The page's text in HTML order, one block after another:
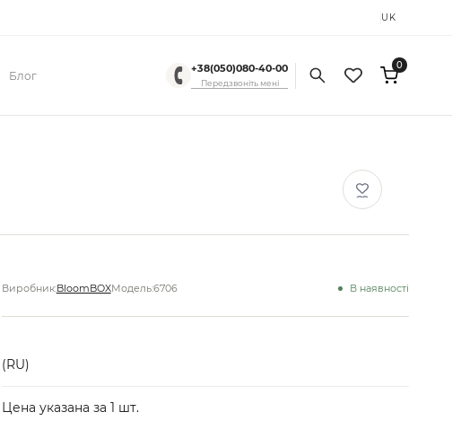
UK
Блог
+38(050)080-40-00
Передзвоніть мені
0
Виробник:BloomBOXМодель:6706 В наявності
(RU)
Цена указана за 1 шт.